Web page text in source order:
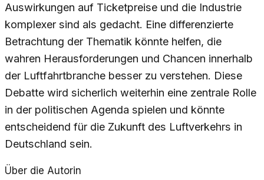
Auswirkungen auf Ticketpreise und die Industrie
komplexer sind als gedacht. Eine differenzierte
Betrachtung der Thematik könnte helfen, die
wahren Herausforderungen und Chancen innerhalb
der Luftfahrtbranche besser zu verstehen. Diese
Debatte wird sicherlich weiterhin eine zentrale Rolle
in der politischen Agenda spielen und könnte
entscheidend für die Zukunft des Luftverkehrs in
Deutschland sein.
Über die Autorin